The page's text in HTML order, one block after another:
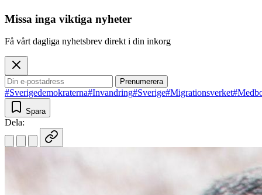
Missa inga viktiga nyheter
Få vårt dagliga nyhetsbrev direkt i din inkorg
Prenumerera
#Sverigedemokraterna#Invandring#Sverige#Migrationsverket
Spara
Dela: